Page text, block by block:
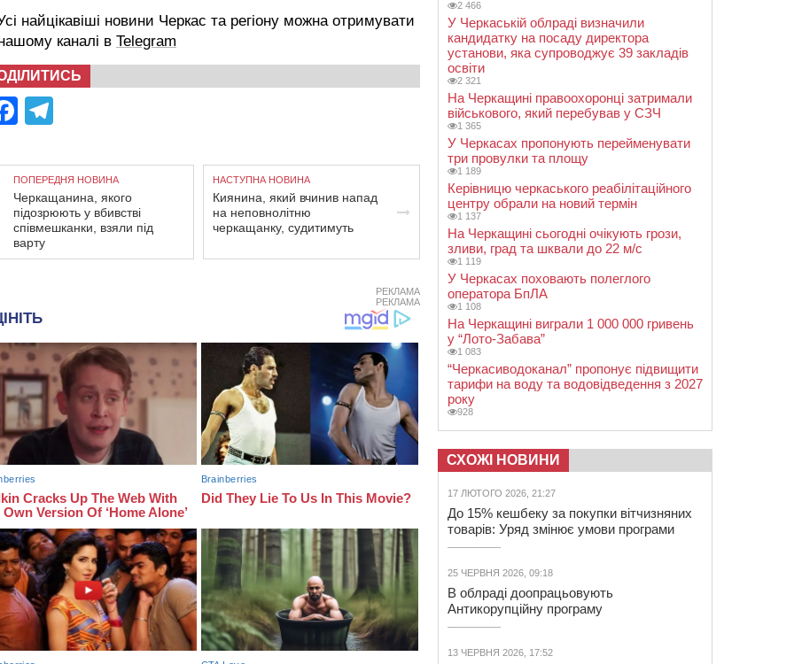
найцікавіші новини Черкас та регіону можна отримувати
каналі в Telegram
Facebook
ПОПЕРЕДНЯ НОВИНА
Черкащанина, якого
підозрюють у вбивстві
співмешканки, взяли під
варту
НАСТУПНА НОВИНА
Киянина, який вчинив напад
на неповнолітню
черкащанку, судитимуть
РЕКЛАМА
РЕКЛАМА
2 466
У Черкаській облраді визначили
кандидатку на посаду директора
установи, яка супроводжує 39 закладів
освіти
2 321
На Черкащині правоохоронці затримали
військового, який перебував у СЗЧ
1 365
У Черкасах пропонують перейменувати
три провулки та площу
1 189
Керівницю черкаського реабілітаційного
центру обрали на новий термін
1 137
На Черкащині сьогодні очікують грози,
зливи, град та шквали до 22 м/с
1 119
У Черкасах поховають полеглого
оператора БпЛА
1 108
На Черкащині виграли 1 000 000 гривень
у “Лото-Забава”
1 083
“Черкасиводоканал” пропонує підвищити
тарифи на воду та водовідведення з 2027
року
928
СХОЖІ НОВИНИ
17 ЛЮТОГО 2026, 21:27
До 15% кешбеку за покупки вітчизняних
товарів: Уряд змінює умови програми
25 ЧЕРВНЯ 2026, 09:18
В облраді доопрацьовують
Антикорупційну програму
13 ЧЕРВНЯ 2026, 17:52